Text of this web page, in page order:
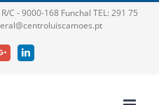
C - 9000-168 Funchal TEL: 291 75
Google+LinkedIn